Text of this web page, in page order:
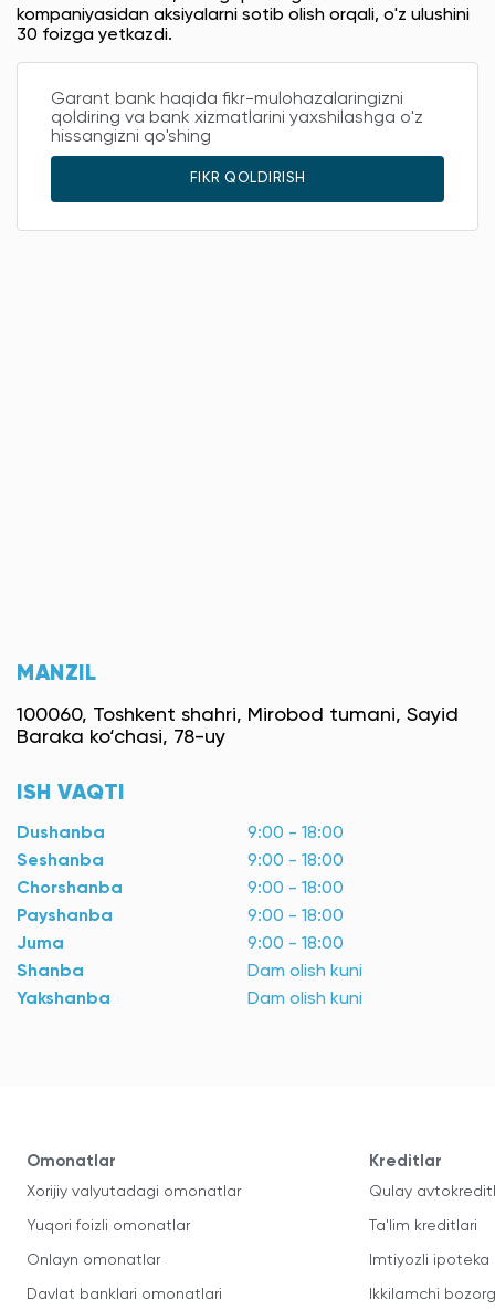
kompaniyasidan aksiyalarni sotib olish orqali, o'z ulushini
30 foizga yetkazdi.
Garant bank haqida fikr-mulohazalaringizni
qoldiring va bank xizmatlarini yaxshilashga o'z
hissangizni qo'shing
FIKR QOLDIRISH
MANZIL
100060, Toshkent shahri, Mirobod tumani, Sayid
Baraka ko‘chasi, 78-uy
ISH VAQTI
Dushanba
9:00 - 18:00
Seshanba
9:00 - 18:00
Chorshanba
9:00 - 18:00
Payshanba
9:00 - 18:00
Juma
9:00 - 18:00
Shanba
Dam olish kuni
Yakshanba
Dam olish kuni
Omonatlar
Xorijiy valyutadagi omonatlar
Yuqori foizli omonatlar
Onlayn omonatlar
Davlat banklari omonatlari
Kreditlar
Qulay
Ta'lim kreditlari
Imtiyozli ipoteka
Ikkilamchi